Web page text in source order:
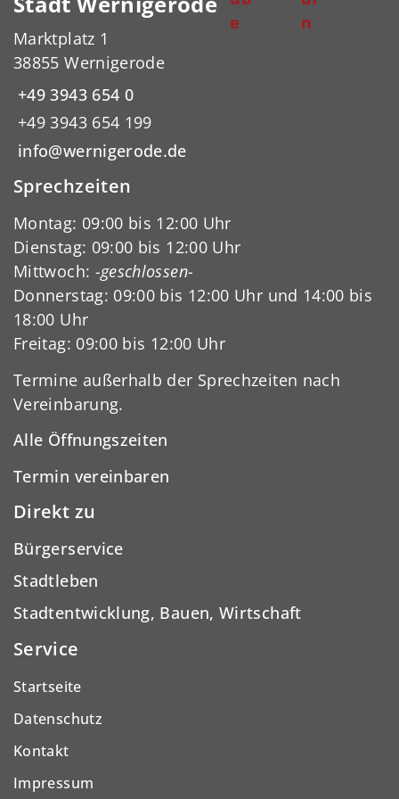
e
n
Marktplatz 1
38855 Wernigerode
+49 3943 654 0
+49 3943 654 199
info@wernigerode.de
Sprechzeiten
Montag: 09:00 bis 12:00 Uhr
Dienstag: 09:00 bis 12:00 Uhr
Mittwoch: -geschlossen-
Donnerstag: 09:00 bis 12:00 Uhr und 14:00 bis
18:00 Uhr
Freitag: 09:00 bis 12:00 Uhr
Termine außerhalb der Sprechzeiten nach
Vereinbarung.
Alle Öffnungszeiten
Termin vereinbaren
Direkt zu
Bürgerservice
Stadtleben
Stadtentwicklung, Bauen, Wirtschaft
Service
Startseite
Datenschutz
Kontakt
Impressum